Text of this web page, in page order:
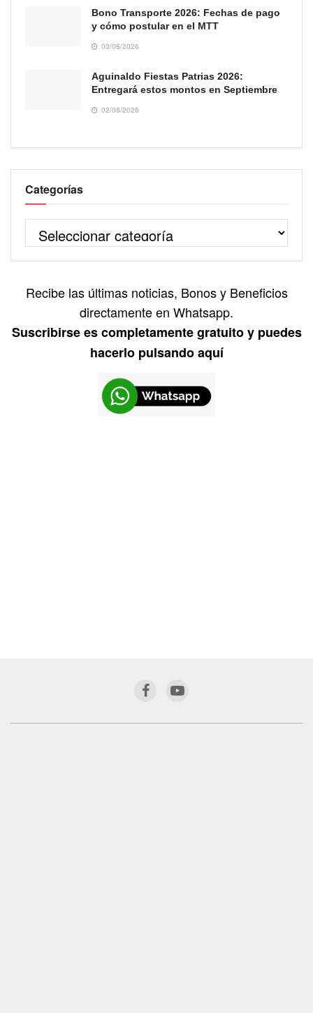
Bono Transporte 2026: Fechas de pago
y cómo postular en el MTT
03/08/2026
Aguinaldo Fiestas Patrias 2026:
Entregará estos montos en Septiembre
02/08/2026
Categorías
Recibe las últimas noticias, Bonos y Beneficios
directamente en Whatsapp.
Suscribirse es completamente gratuito y puedes
hacerlo pulsando aquí